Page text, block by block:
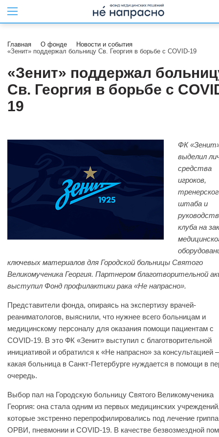
Главная О фонде
Новости и события
«Зенит» поддержал больницу Св. Георгия в борьбе с COVID-19
«Зенит» поддержал
Св. Георгия в борьбе с
19
ФК
выделил
средства
игроков,
штаба и
клуба на
ключевых материалов для Городской больницы Святого
Великомученика Георгия. Партнером благотворительной
выступил Фонд профилактики рака «Не напрасно».
Представители фонда, опираясь на экспертизу врачей-
реаниматологов, выяснили, что нужнее всего больницам и
медицинскому персоналу для оказания помощи пациентам с
COVID-19. В это ФК «Зенит» выступил с благотворительной
инициативой и обратился к «Не напрасно» за консультацией
какая больница в Санкт-Петербурге нуждается в помощи в
очередь.
Выбор пал на Городскую больницу Святого Великомученика
Георгия: она стала одним из первых медицинских
которые экстренно перепрофилировались под лечение
ОРВИ, пневмонии и COVID-19. В качестве безвозмездной